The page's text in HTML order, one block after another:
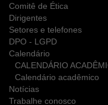
Comitê de Ética
Dirigentes
Setores e telefones
DPO - LGPD
Calendário
CALENDÁRIO
Calendário acadêmico
Notícias
Trabalhe conosco